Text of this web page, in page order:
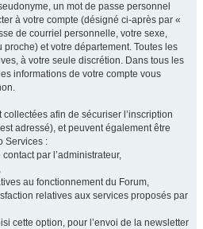
un mot de passe personnel
à votre compte (désigné ci-après par «
de courriel personnelle, votre sexe,
et votre département. Toutes les
à votre seule discrétion. Dans tous les
informations de votre compte vous
afin de sécuriser l’inscription
adressé), et peuvent également être
Services :
par l’administrateur,
au fonctionnement du Forum,
relatives aux services proposés par
cette option, pour l’envoi de la newsletter